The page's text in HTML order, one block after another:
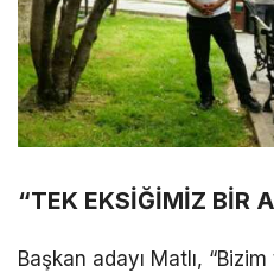
“TEK EKSİĞİMİZ BİR
Başkan adayı Matlı,